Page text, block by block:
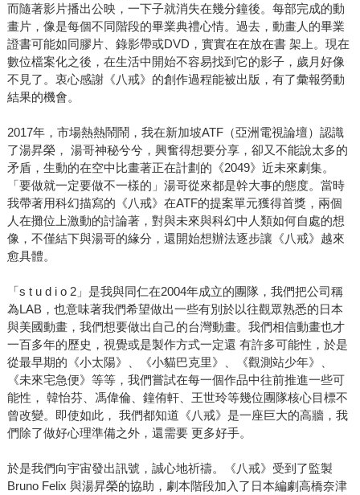
而隨著影片播出公映，一下子就消失在幾分鐘後。每部完成的動
畫片，像是每個不同階段的畢業典禮心情。過去，動畫人的畢業
證書可能如同膠片、錄影帶或DVD，實實在在放在書 架上。現在
數位檔案化之後，在生活中開始不容易找到它的影子，歲月好像
不見了。衷心感謝《八戒》的創作過程能被出版，有了彙報勞動
結果的機會。
2017年，市場熱熱鬧鬧，我在新加坡ATF（亞洲電視論壇）認識
了湯昇榮， 湯哥神秘兮兮，興奮得想要分享，卻又不能說太多的
矛盾，生動的在空中比畫著正在計劃的《2049》近未來劇集。
「要做就一定要做不一樣的」湯哥從來都是幹大事的態度。當時
我帶著用科幻描寫的《八戒》在ATF的提案單元獲得首獎，兩個
人在攤位上激動的討論著，對與未來與科幻中人類如何自處的想
像，不僅結下與湯哥的緣分，還開始想辦法逐步讓《八戒》越來
愈具體。
「s t u d i o 2」是我與同仁在2004年成立的團隊，我們把公司稱
為LAB，也意味著我們希望做出一些有別於以往觀眾熟悉的日本
與美國動畫，我們想要做出自己的台灣動畫。我們相信動畫也才
一百多年的歷史，視覺或是製作方式一定還 有許多可能性，於是
從最早期的《小太陽》、《小貓巴克里》、《觀測站少年》、
《未來宅急便》等等，我們嘗試在每一個作品中往前推進一些可
能性， 韓怡芬、馮偉倫、鐘侑軒、王世玲等幾位團隊核心目標不
曾改變。即使如此， 我們都知道《八戒》是一座巨大的高牆，我
們除了做好心理準備之外，還需要 更多好手。
於是我們向宇宙發出訊號，誠心地祈禱。《八戒》受到了監製
Bruno Felix 與湯昇榮的協助，劇本階段加入了日本編劇高橋奈津